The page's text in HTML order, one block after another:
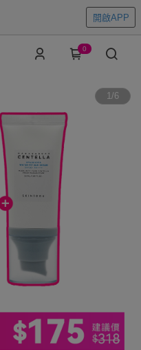
開啟APP
0
1/6